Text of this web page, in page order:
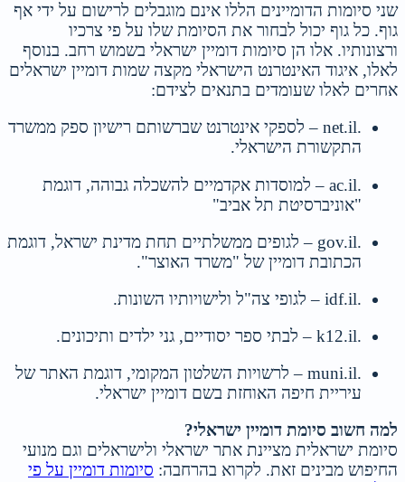
שני סיומות הדומיינים הללו אינם מוגבלים לרישום על ידי אף
גוף. כל גוף יכול לבחור את הסיומת שלו על פי צרכיו
ורצונותיו. אלו הן סיומות דומיין ישראלי בשמוש רחב. בנוסף
לאלו, איגוד האינטרנט הישראלי מקצה שמות דומיין ישראלים
אחרים לאלו שעומדים בתנאים לצידם:
.net.il – לספקי אינטרנט שברשותם רישיון ספק ממשרד
התקשורת הישראלי.
.ac.il – למוסדות אקדמיים להשכלה גבוהה, דוגמת
"אוניברסיטת תל אביב"
.gov.il – לגופים ממשלתיים תחת מדינת ישראל, דוגמת
הכתובת דומיין של "משרד האוצר".
.idf.il – לגופי צה"ל ולישויותיו השונות.
.k12.il – לבתי ספר יסודיים, גני ילדים ותיכונים.
.muni.il – לרשויות השלטון המקומי, דוגמת האתר של
עיריית חיפה האוחזת בשם דומיין ישראלי.
למה חשוב סיומת דומיין ישראלי?
סיומת ישראלית מציינת אתר ישראלי ולישראלים וגם מנועי
החיפוש מבינים זאת. לקרוא בהרחבה: סיומות דומיין על פי